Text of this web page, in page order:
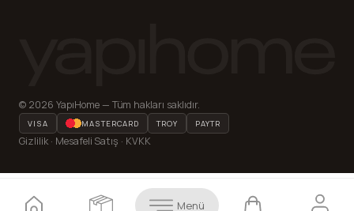
© 2026 YapıHome — Tüm hakları saklıdır.
VISA MASTERCARD TROY PAYTR
Gizlilik · Mesafeli Satış · KVKK
Menü